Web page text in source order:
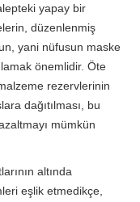
yapay bir
düzenlenmiş
yani nüfusun maske
önemlidir. Öte
rezervlerinin
dağıtılması, bu
mümkün
altında
eşlik etmedikçe,